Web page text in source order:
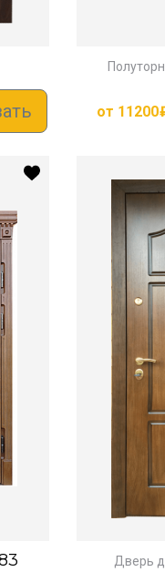
от 11200
Дверь